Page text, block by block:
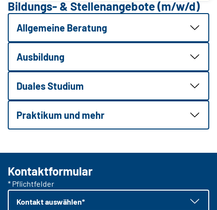
Bildungs- & Stellenangebote (m/w/d)
Allgemeine Beratung
Ausbildung
Duales Studium
Praktikum und mehr
Kontaktformular
* Pflichtfelder
Kontakt auswählen*